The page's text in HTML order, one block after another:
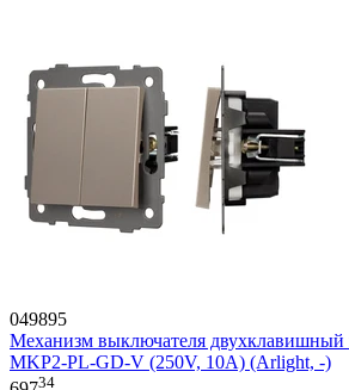
049895
Механизм выключателя двухклавишный
MKP2-PL-GD-V (250V, 10A) (Arlight, -)
34